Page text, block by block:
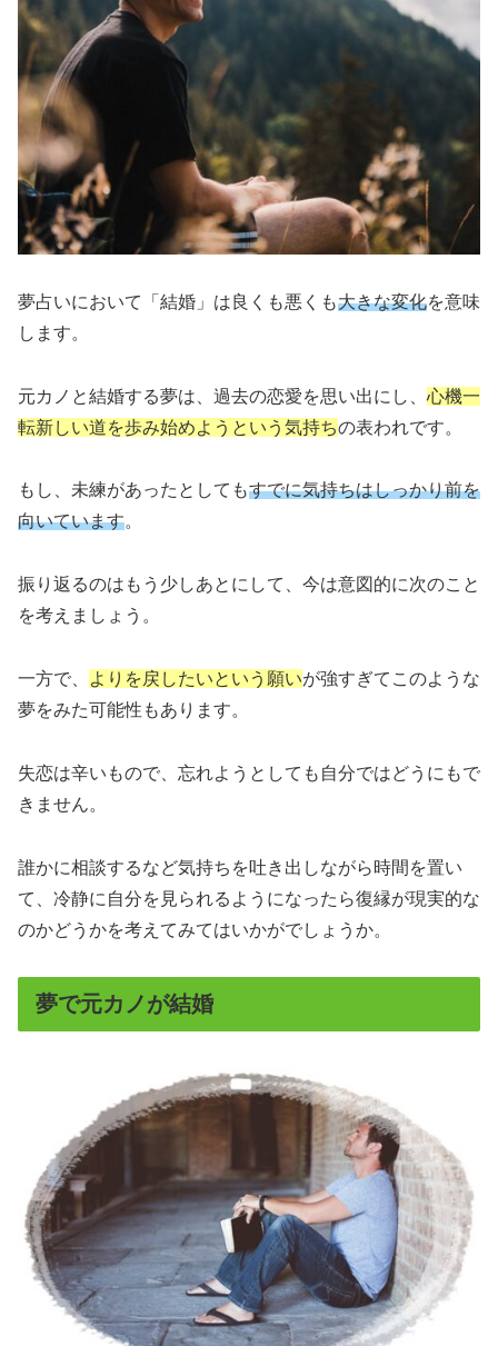
夢占いにおいて「結婚」は良くも悪くも大きな変化を意味
します。
元カノと結婚する夢は、過去の恋愛を思い出にし、 心機一
転新しい道を歩み始めようという気持ちの表われです。
もし、未練があったとしてもすでに気持ちはしっかり前を
向いています。
振り返るのはもう少しあとにして、今は意図的に次のこと
を考えましょう。
一方で、 よりを戻したいという願いが強すぎてこのような
夢をみた可能性もあります。
失恋は辛いもので、忘れようとしても自分ではどうにもで
きません。
誰かに相談するなど気持ちを吐き出しながら時間を置い
て、冷静に自分を見られるようになったら復縁が現実的な
のかどうかを考えてみてはいかがでしょうか。
夢で元カノが結婚